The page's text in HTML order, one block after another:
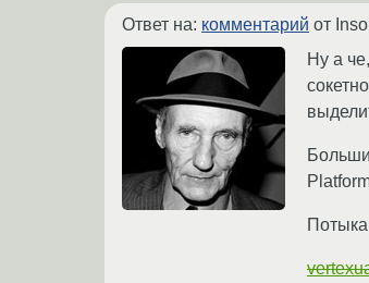
Ответ на: комментарий от
Ну а